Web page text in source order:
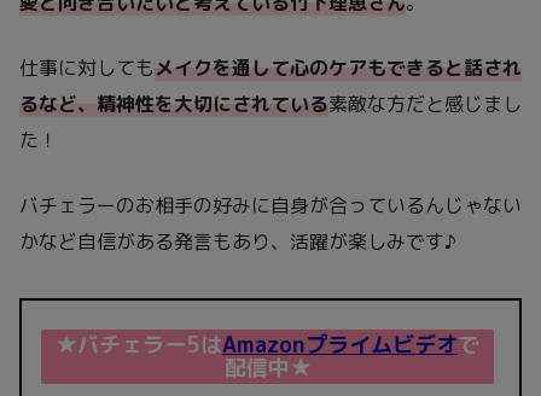
仕事に対してもメイクを通して心のケアもできると話され
るなど、精神性を大切にされている素敵な方だと感じまし
た！
バチェラーのお相手の好みに自身が合っているんじゃない
かなど自信がある発言もあり、活躍が楽しみです♪
★バチェラー5はAmazonプライムビデオで
配信中★